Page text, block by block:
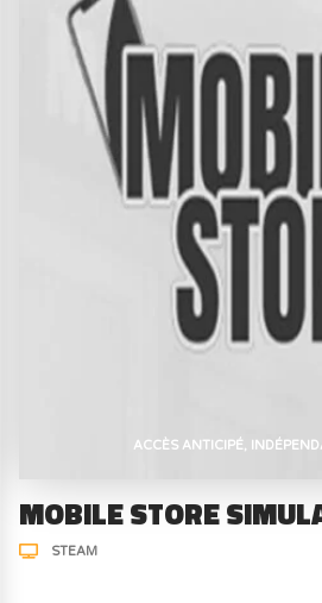
ACCÈS ANTICIPÉ
MOBILE STORE
STEAM